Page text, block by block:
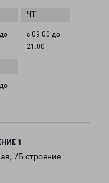
с 09:00 до
21:00
1
7Б строение